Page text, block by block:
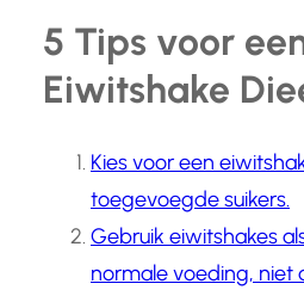
5 Tips voor
Eiwitshake
Kies voor een
toegevoegde suikers.
Gebruik eiwitshakes
normale voeding, niet